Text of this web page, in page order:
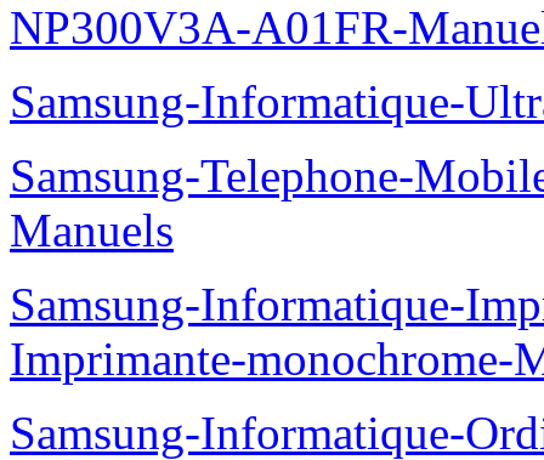
NP300V3A-A01FR-
Samsung-Informatique-
Samsung-Telephone-
Manuels
Samsung-Informatique-
Imprimante-monochrome-
Samsung-Informatique-